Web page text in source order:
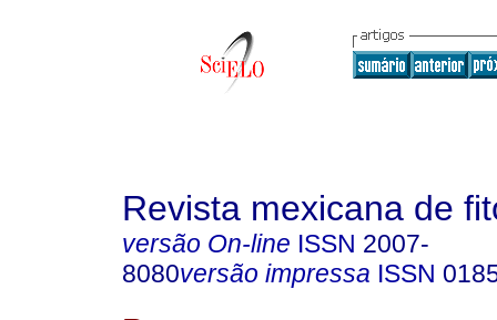
Revista mexicana de
versão On-line ISSN 2007-
8080versão impressa ISSN